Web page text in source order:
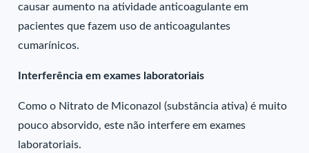
causar aumento na atividade anticoagulante em
pacientes que fazem uso de anticoagulantes
cumarínicos.
Interferência em exames laboratoriais
Como o Nitrato de Miconazol (substância ativa) é muito
pouco absorvido, este não interfere em exames
laboratoriais.